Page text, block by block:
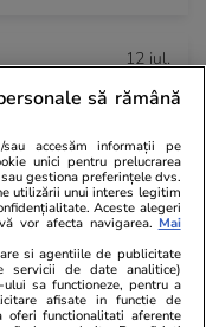
12 iul.
Loto 6/49 ale
câștigătoare
07 iul.
Notele au fost
să rămână
sau accesăm informații pe
unici pentru prelucrarea
gestiona preferințele dvs.
utilizării unui interes legitim
Aceste alegeri
vor afecta navigarea. Mai
si agentiile de publicitate
servicii de date analitice)
sa functioneze, pentru a
afisate in functie de
functionalitati aferente